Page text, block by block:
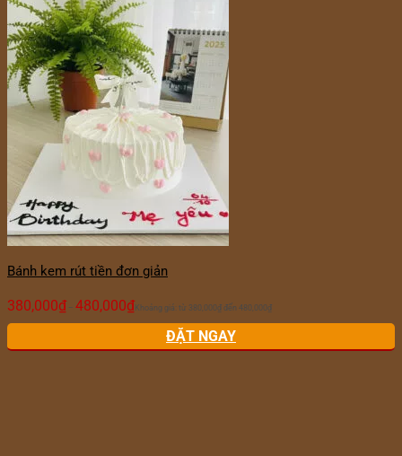
Bánh kem rút tiền đơn giản
380,000₫ – 480,000₫ Khoảng giá: từ 380,000₫ đến 480,000₫
ĐẶT NGAY